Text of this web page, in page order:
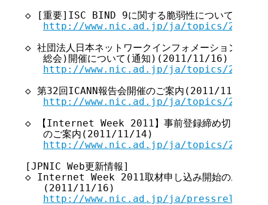
◇ [重要]ISC BIND 9に関する脆弱性について
http://www.nic.ad.jp/ja/topics/2011/
◇ 社団法人日本ネットワークインフォメーションセン
   総会)開催について(通知)(2011/11/16)
http://www.nic.ad.jp/ja/topics/2011/
◇ 第32回ICANN報告会開催のご案内(2011/11/15)
http://www.nic.ad.jp/ja/topics/2011/
◇ 【Internet Week 2011】事前登録締め切り迫る!!
   のご案内(2011/11/14)
http://www.nic.ad.jp/ja/topics/2011/
[JPNIC Web更新情報]
◇ Internet Week 2011取材申し込み開始のお知ら
   (2011/11/16)
http://www.nic.ad.jp/ja/pressrelease/